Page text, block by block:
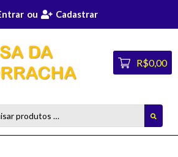
ou Cadastrar
R$0,00